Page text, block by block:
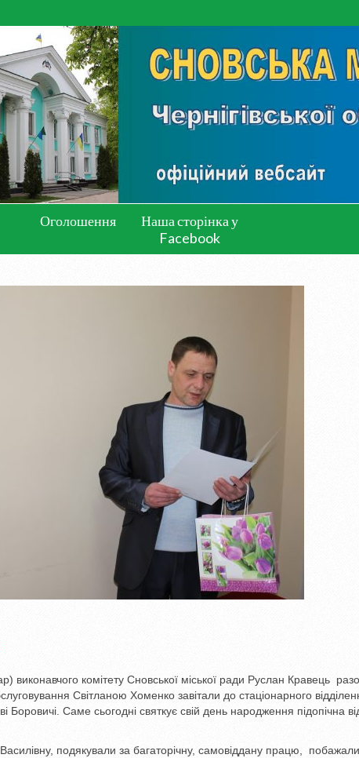
Оголошення
Наша сторінка у
Facebook
виконавчого комітету Сновської міської ради Руслан Кравець
Світланою Хоменко завітали до стаціонарного
Боровичі. Саме сьогодні святкує свій день народження підопічна
подякували за багаторічну, самовіддану працю, побажали